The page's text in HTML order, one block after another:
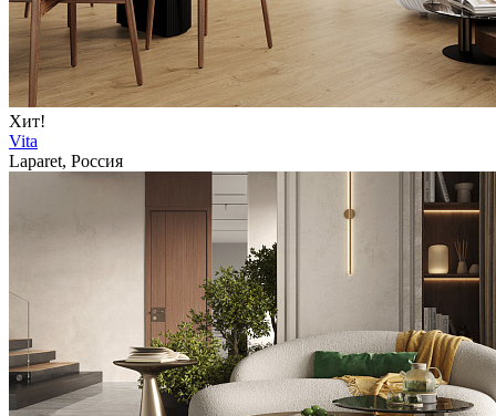
Хит!
Vita
Laparet, Россия